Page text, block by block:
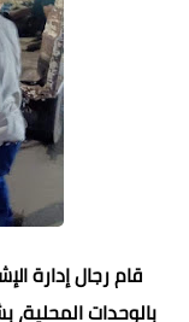
قام رجال إدارة
بالوحدات